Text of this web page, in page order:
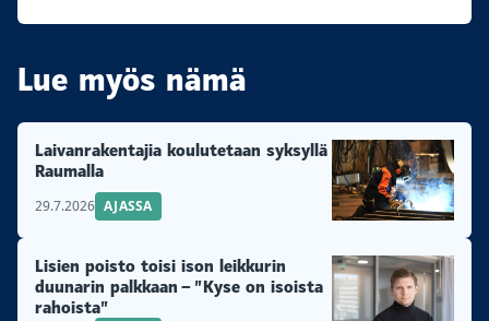
Lue myös nämä
Laivanrakentajia koulutetaan syksyllä
Raumalla
29.7.2026 AJASSA
Lisien poisto toisi ison leikkurin
duunarin palkkaan – ”Kyse on isoista
rahoista”